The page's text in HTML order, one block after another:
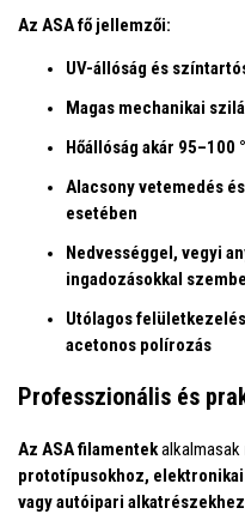
Az ASA fő jellemzői:
UV-állóság és
Magas mechanikai
Hőállóság akár 95–100
Alacsony vetemedés
esetében
Nedvességgel, vegyi
ingadozásokkal
Utólagos
acetonos polírozás
Professzionális és
Az ASA filamentekalkalmasak
prototípusokhoz,
vagy autóipari alkatrészekhez